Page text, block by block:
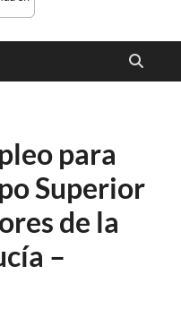
para
Superior
de la
–